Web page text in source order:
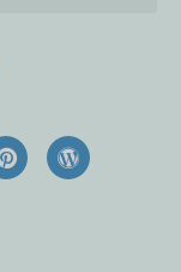
P
i
n
W
o
r